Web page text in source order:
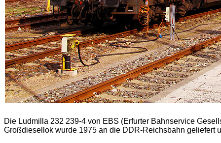
Die Ludmilla 232 239-4 von EBS (Erfurter Bahnservice
Großdiesellok wurde 1975 an die DDR-Reichsbahn geliefert